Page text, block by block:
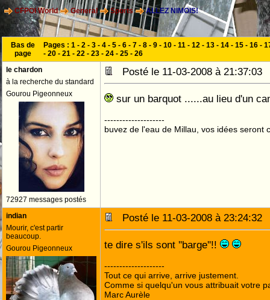
CFPOI World General Sports ALLEZ NIMOIS!
Bas de
page
Pages : 1 - 2 - 3 - 4 - 5 - 6 - 7 - 8 - 9 - 10 - 11 - 12 - 13 - 14 - 15 - 16 -
- 20 - 21 - 22 - 23 - 24 - 25 - 26
le chardon
à la recherche du standard
Gourou Pigeonneux
72927 messages postés
Posté le 11-03-2008 à
sur un barquot ......au lieu d'un
--------------------
buvez de l'eau de Millau, vos idées seront
indian
Mourir, c'est partir
beaucoup.
Gourou Pigeonneux
Posté le 11-03-2008 à
te dire s'ils sont ''barge''!!
--------------------
Tout ce qui arrive, arrive justement.
Comme si quelqu'un vous attribuait votre
Marc Aurèle